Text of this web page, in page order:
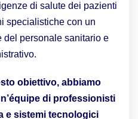
di salute dei pazienti
specialistiche con un
del personale sanitario e
obiettivo, abbiamo
di professionisti
e sistemi tecnologici